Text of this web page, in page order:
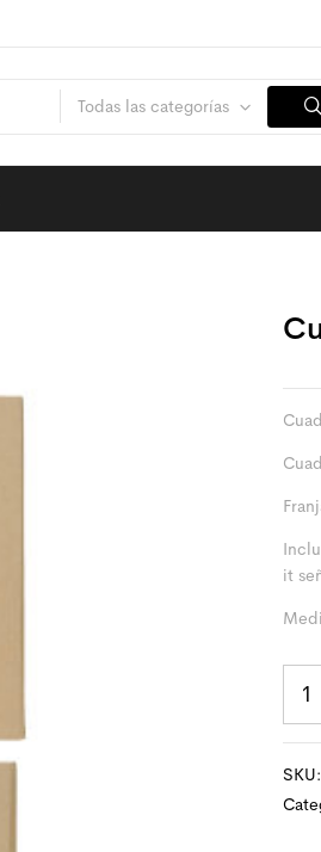
Todas las categorías
it